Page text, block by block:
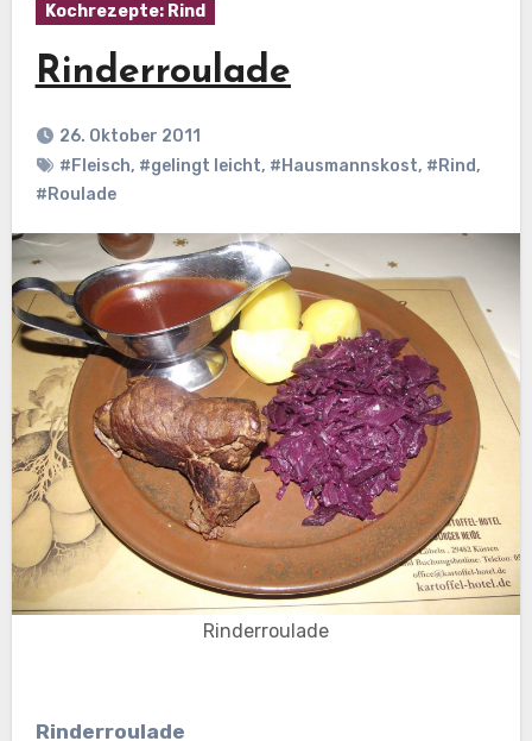
Kochrezepte: Rind
Rinderroulade
26. Oktober 2011
#Fleisch, #gelingt leicht, #Hausmannskost, #Rind,
#Roulade
Rinderroulade
Rinderroulade